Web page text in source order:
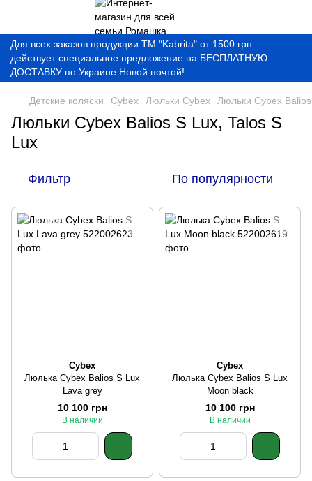
Для всех заказов продукции ТМ "Kabrita" от 1500 грн.
действует специальное предложение на БЕСПЛАТНУЮ
ДОСТАВКУ по Украине Новой почтой!
Детские коляски Cybex Люльки Cybex Люльки Cybex
Люльки Cybex Balios S Lux, Talos S
Lux
Фильтр По популярности
Cybex
Люлька Cybex Balios S Lux
Lava grey
10 100 грн
В наличии
Cybex
Люлька Cybex Balios S Lux
Moon black
10 100 грн
В наличии